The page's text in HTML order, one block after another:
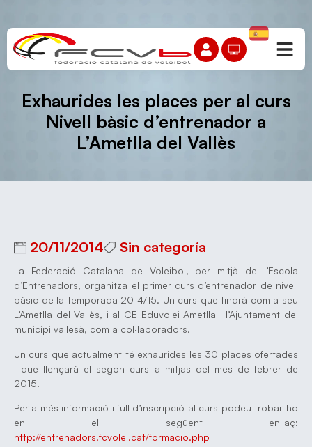
Exhaurides les places per al curs
Nivell bàsic d’entrenador a
L’Ametlla del Vallès
20/11/2014 Sin categoría
La Federació Catalana de Voleibol, per mitjà de l’Escola
d’Entrenadors, organitza el primer curs d’entrenador de nivell
bàsic de la temporada 2014/15. Un curs que tindrà com a seu
L’Ametlla del Vallès, i al CE Eduvolei Ametlla i l’Ajuntament del
municipi vallesà, com a col·laboradors.
Un curs que actualment té exhaurides les 30 places ofertades
i que llençarà el segon curs a mitjas del mes de febrer de
2015.
Per a més informació i full d’inscripció al curs podeu trobar-ho
en el següent enllaç:
http://entrenadors.fcvolei.cat/formacio.php